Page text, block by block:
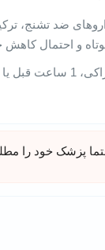
ضد تشنج،
و احتمال کاهش
برای جلوگیری از اختلال
پزشک خود را